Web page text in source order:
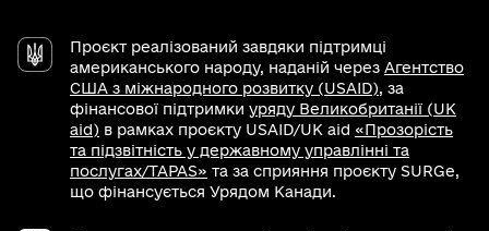
України “Про Державний бюджет України на 2025
рік” Мінветеранів не передбачені видатки на такі
виплати.
Проєкт реалізований завдяки підтримці
американського народу, наданій через Агентство
США з міжнародного розвитку (USAID), за
фінансової підтримки уряду Великобританії (UK
aid) в рамках проєкту USAID/UK aid «Прозорість
та підзвітність у державному управлінні та
послугах/TAPAS» та за сприяння проєкту SURGe,
що фінансується Урядом Канади.